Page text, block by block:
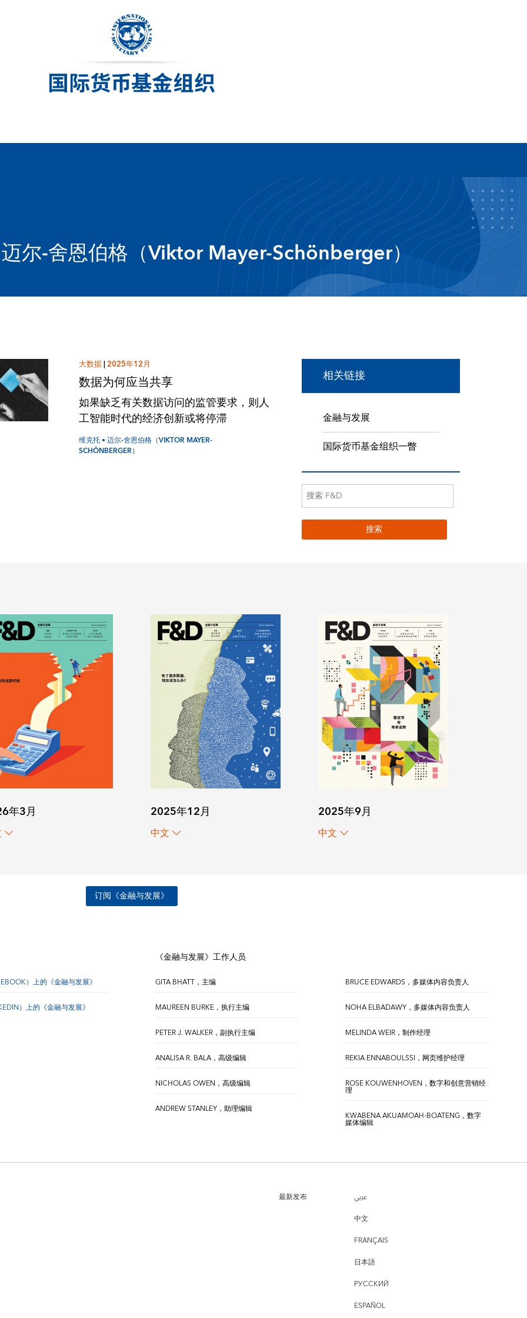
尔-舍恩伯格（Viktor Mayer-Schönberger）
大数据|2025年12月
数据为何应当共享
如果缺乏有关数据访问的监管要求，则人
工智能时代的经济创新或将停滞
维克托 • 迈尔-舍恩伯格（VIKTOR MAYER-
SCHÖNBERGER）
相关链接
金融与发展
国际货币基金组织一瞥
年3月 2025年12月
中文
2025年9月
中文
订阅《金融与发展》
）上的《金融与发展》
）上的《金融与发展》
《金融与发展》工作人员
GITA BHATT，主编
MAUREEN BURKE，执行主编
PETER J. WALKER，副执行主编
ANALISA R. BALA，高级编辑
NICHOLAS OWEN，高级编辑
ANDREW STANLEY，助理编辑
BRUCE EDWARDS，多媒体内容负责人
NOHA ELBADAWY，多媒体内容负责人
MELINDA WEIR，制作经理
REKIA ENNABOULSSI，网页维护经理
ROSE KOUWENHOVEN，数字和创意营销经
理
KWABENA AKUAMOAH-BOATENG，数字
媒体编辑
最新发布
عربي
中文
FRANÇAIS
日本語
РУССКИЙ
ESPAÑOL